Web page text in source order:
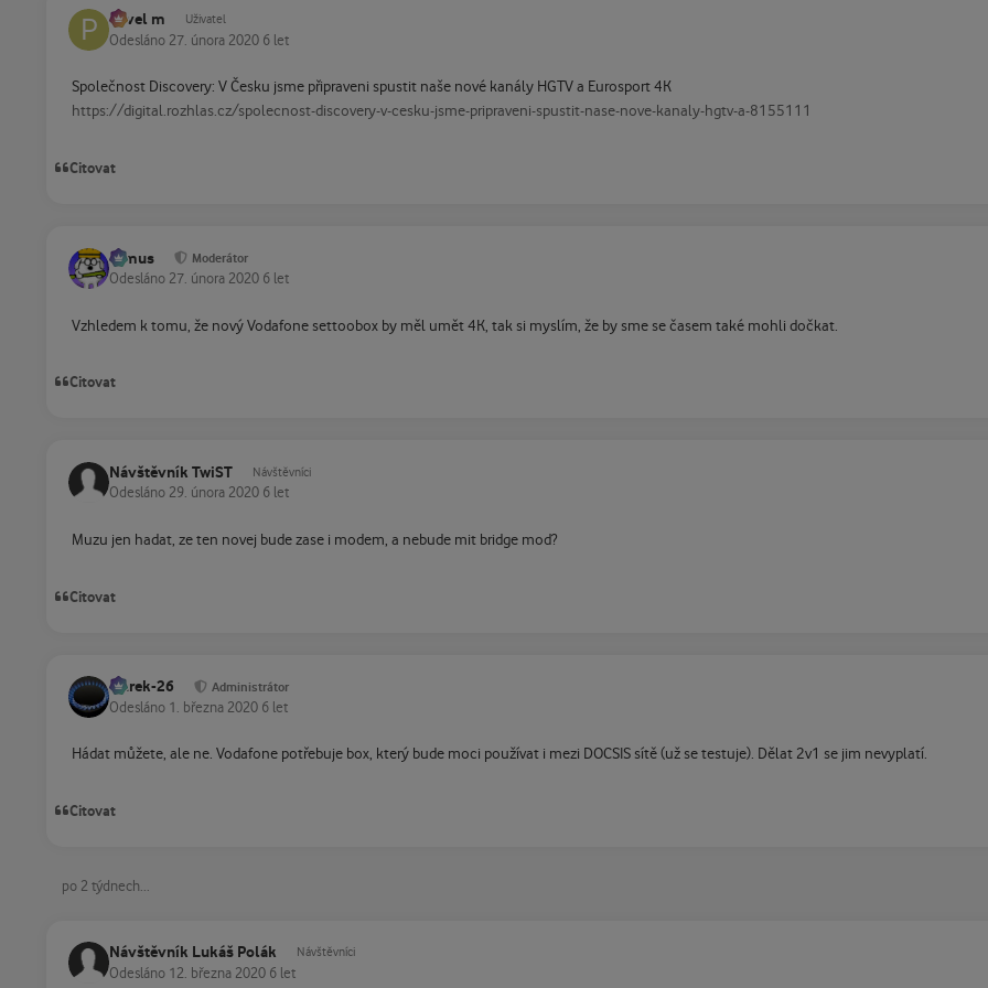
Pavel m Uživatel
Odesláno 27. února 2020 6 let
Společnost Discovery: V Česku jsme připraveni spustit naše nové kanály HGTV a Eurosport 4K
https://digital.rozhlas.cz/spolecnost-discovery-v-cesku-jsme-pripraveni-spustit-nase-nove-kanaly-hgtv-a-8155111
Citovat
tomus Moderátor
Odesláno 27. února 2020 6 let
Vzhledem k tomu, že nový Vodafone settoobox by měl umět 4K, tak si myslím, že by sme se časem také mohli dočkat.
Citovat
Návštěvník TwiST Návštěvníci
Odesláno 29. února 2020 6 let
Muzu jen hadat, ze ten novej bude zase i modem, a nebude mit bridge mod?
Citovat
Marek-26 Administrátor
Odesláno 1. března 2020 6 let
Hádat můžete, ale ne. Vodafone potřebuje box, který bude moci používat i mezi DOCSIS sítě (už se testuje). Dělat 2v1 se jim nevyplatí.
Citovat
po 2 týdnech...
Návštěvník Lukáš Polák Návštěvníci
Odesláno 12. března 2020 6 let